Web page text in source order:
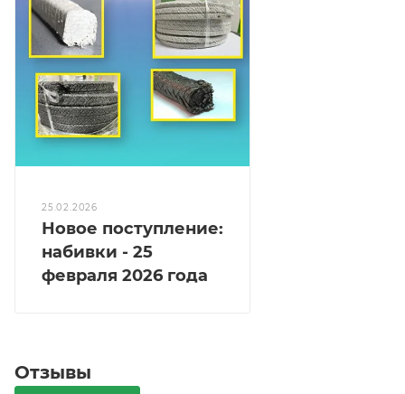
25.02.2026
Новое поступление:
набивки - 25
февраля 2026 года
Отзывы